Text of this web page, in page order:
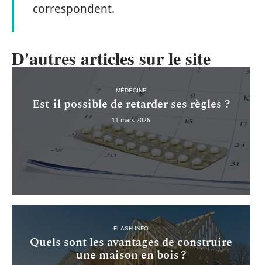
correspondent.
D'autres articles sur le site
MÉDECINE
Est-il possible de retarder ses règles ?
11 mars 2026
FLASH INFO
Quels sont les avantages de construire
une maison en bois ?